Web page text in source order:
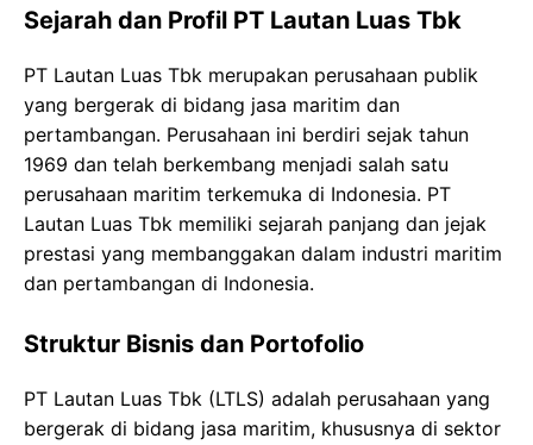
Sejarah dan Profil PT Lautan Luas Tbk
PT Lautan Luas Tbk merupakan perusahaan publik
yang bergerak di bidang jasa maritim dan
pertambangan. Perusahaan ini berdiri sejak tahun
1969 dan telah berkembang menjadi salah satu
perusahaan maritim terkemuka di Indonesia. PT
Lautan Luas Tbk memiliki sejarah panjang dan jejak
prestasi yang membanggakan dalam industri maritim
dan pertambangan di Indonesia.
Struktur Bisnis dan Portofolio
PT Lautan Luas Tbk (LTLS) adalah perusahaan yang
bergerak di bidang jasa maritim, khususnya di sektor